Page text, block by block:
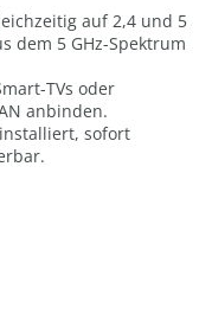
auf 2,4 und 5
dem 5 GHz-Spektrum
TVs oder
anbinden.
sofort